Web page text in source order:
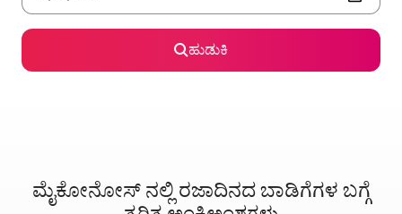
ಹುಡುಕಿ
ಮೈಕೋನೋಸ್ ನಲ್ಲಿ ರಜಾದಿನದ ಬಾಡಿಗೆಗಳ ಬಗ್ಗೆ